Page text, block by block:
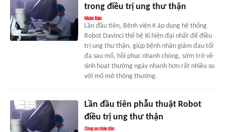
trong điều trị ung thư thận
Lần đầu tiên, Bệnh viện K áp dụng hệ thống
Robot Davinci thế hệ Xi hiện đại nhất để điều
trị ung thư thận, giúp bệnh nhân giảm đau tối
đa sau mổ, hồi phục nhanh chóng, sớm trở về
sinh hoạt thường ngày nhanh hơn rất nhiều so
với mổ mở thông thường.
Lần đầu tiên phẫu thuật Robot
điều trị ung thư thận